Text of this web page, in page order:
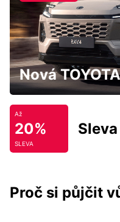
Nová
Až
20%
SLEVA
Proč si půjčit